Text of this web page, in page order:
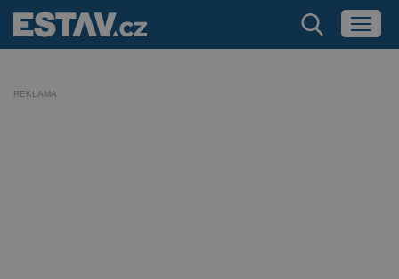
REKLAMA